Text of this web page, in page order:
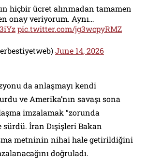
hiçbir ücret alınmadan tamamen
onay veriyorum. Aynı…
pic.twitter.com/jg3wcpyRMZ
June 14, 2026
da anlaşmayı kendi
ve Amerika’nın savaşı sona
imzalamak “zorunda
sürdü. İran Dışişleri Bakan
metninin nihai hale getirildiğini
doğruladı.